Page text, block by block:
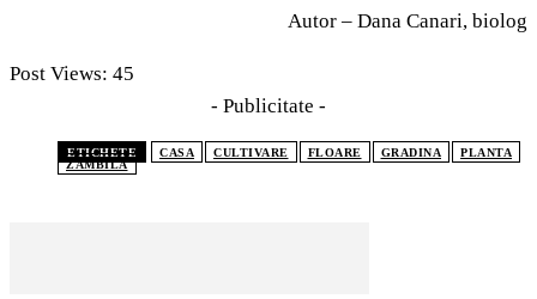
Autor – Dana Canari, biolog
Post Views: 45
- Publicitate -
ETICHETE CASA CULTIVARE FLOARE GRADINA
PLANTA
ZAMBILA